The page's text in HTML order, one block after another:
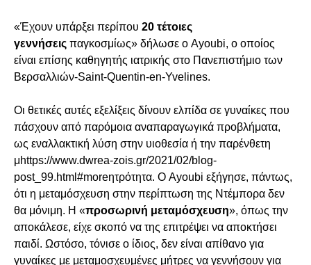
«Έχουν υπάρξει περίπου 20 τέτοιες
γεννήσεις παγκοσμίως» δήλωσε ο Ayoubi, ο οποίος
είναι επίσης καθηγητής ιατρικής στο Πανεπιστήμιο των
Βερσαλλιών-Saint-Quentin-en-Yvelines.
Οι θετικές αυτές εξελίξεις δίνουν ελπίδα σε γυναίκες που
πάσχουν από παρόμοια αναπαραγωγικά προβλήματα,
ως εναλλακτική λύση στην υιοθεσία ή την παρένθετη
μhttps://www.dwrea-zois.gr/2021/02/blog-
post_99.html#moreητρότητα. Ο Ayoubi εξήγησε, πάντως,
ότι η μεταμόσχευση στην περίπτωση της Ντέμπορα δεν
θα μόνιμη. Η «προσωρινή μεταμόσχευση», όπως την
αποκάλεσε, είχε σκοπό να της επιτρέψει να αποκτήσει
παιδί. Ωστόσο, τόνισε ο ίδιος, δεν είναι απίθανο για
γυναίκες με μεταμοσχευμένες μήτρες να γεννήσουν για